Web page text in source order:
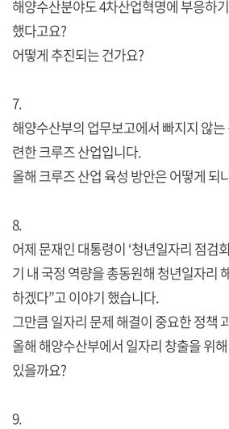
해양수산분야도 4차산업혁명에 부응하
했다고요?
어떻게 추진되는 건가요?
7.
해양수산부의 업무보고에서 빠지지 않
련한 크루즈 산업입니다.
올해 크루즈 산업 육성 방안은 어떻게 되
8.
어제 문재인 대통령이 ‘청년일자리 점검
기 내 국정 역량을 총동원해 청년일자리
하겠다”고 이야기 했습니다.
그만큼 일자리 문제 해결이 중요한 정책
올해 해양수산부에서 일자리 창출을 위
있을까요?
9.